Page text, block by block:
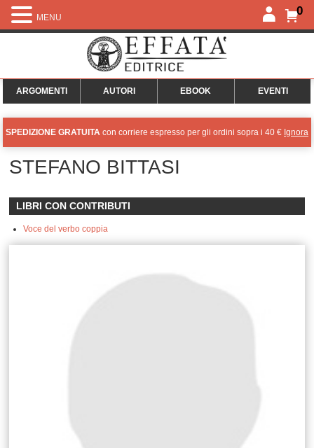
0
ARGOMENTI AUTORI EBOOK EVENTI
SPEDIZIONE GRATUITA con corriere espresso per gli ordini sopra i 40 € Ignora
STEFANO BITTASI
LIBRI CON CONTRIBUTI
Voce del verbo coppia
MENU